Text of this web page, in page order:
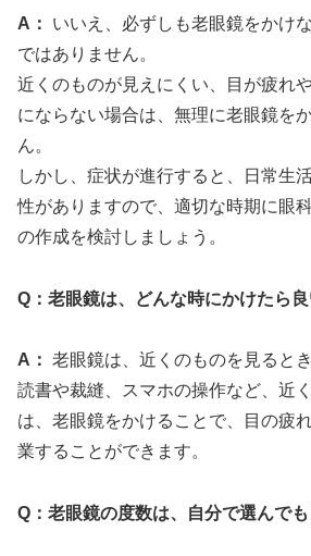
A：
いいえ、必ずしも老眼鏡をかけ
ではありません。
近くのものが見えにくい、目が疲れ
にならない場合は、無理に老眼鏡を
ん。
しかし、症状が進行すると、日常生
性がありますので、適切な時期に眼
の作成を検討しましょう。
Q：老眼鏡は、どんな時にかけたら
A： 老眼鏡は、近くのものを見ると
読書や裁縫、スマホの操作など、近
は、老眼鏡をかけることで、目の疲
業することができます。
Q：老眼鏡の度数は、自分で選んで